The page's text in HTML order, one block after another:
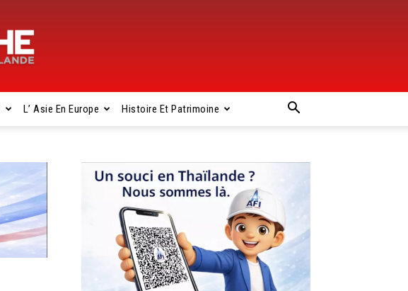
L’ Asie En Europe Histoire Et Patrimoine